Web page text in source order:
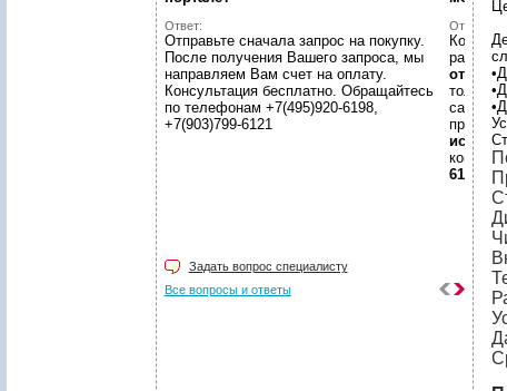
Ответ:
Отправьте сначала запрос на покупку.
После получения Вашего запроса, мы
направляем Вам счет на оплату.
Консультация бесплатно. Обращайтесь
по телефонам +7(495)920-6198,
+7(903)799-6121
Ответ:
отчетов
только
самой
6198,
Задать вопрос специалисту
Все вопросы и ответы